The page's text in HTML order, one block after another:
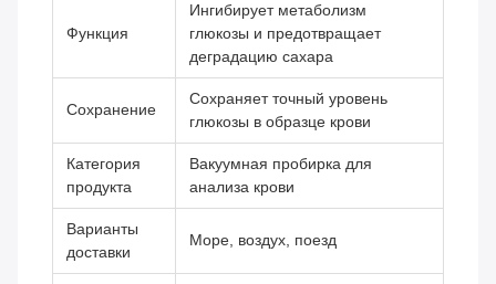
Функция
Ингибирует метаболизм
глюкозы и предотвращает
деградацию сахара
Сохранение
Сохраняет точный уровень
глюкозы в образце крови
Категория
продукта
Вакуумная пробирка для
анализа крови
Варианты
доставки
Море, воздух, поезд